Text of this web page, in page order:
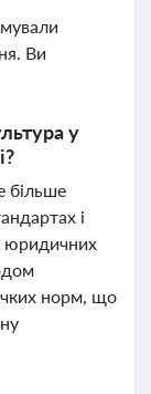
Ви
у
більше
і
юридичних
норм, що